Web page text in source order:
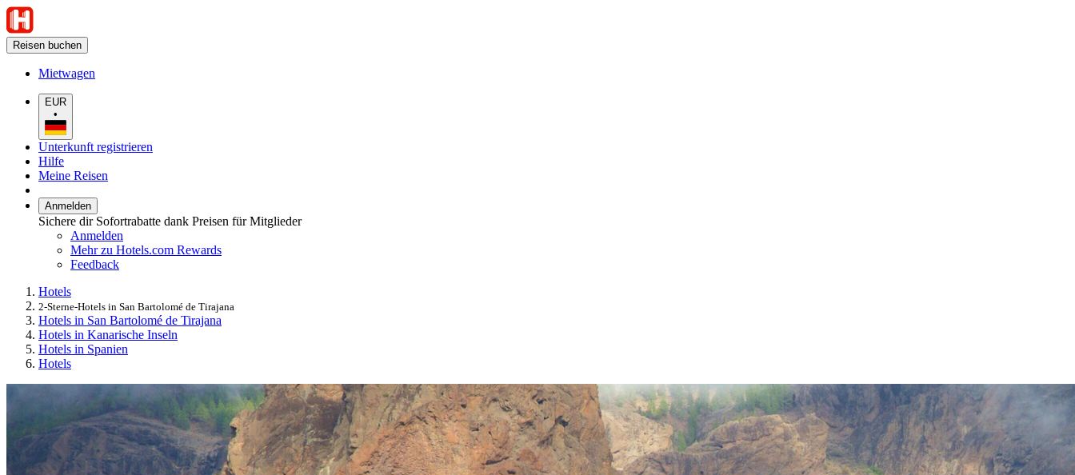
Reisen buchen
Mietwagen
EUR
•
Unterkunft registrieren
Hilfe
Meine Reisen
Anmelden
Sichere dir Sofortrabatte dank Preisen für Mitglieder
Anmelden
Mehr zu Hotels.com Rewards
Feedback
Hotels
2-Sterne-Hotels in San Bartolomé de Tirajana
Hotels in San Bartolomé de Tirajana
Hotels in Kanarische Inseln
Hotels in Spanien
Hotels